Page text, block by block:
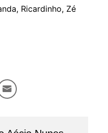
Ricardinho, Zé